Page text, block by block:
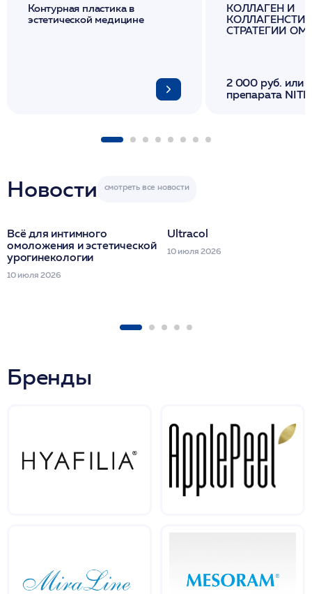
Контурная пластика в
эстетической медицине
КОЛЛАГЕН И
СТРАТЕГИИ
2 000 руб. или
препарата
Новости
Всё для интимного
омоложения и эстетической
урогинекологии
10 июля 2026
Ultracol
10 июля 2026
Бренды